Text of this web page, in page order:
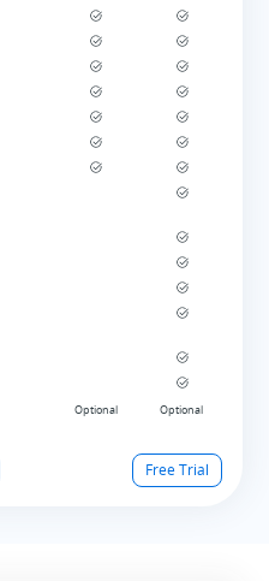
Free Trial